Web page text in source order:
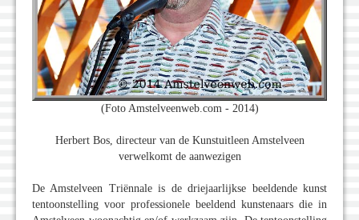
(Foto Amstelveenweb.com - 2014)
Herbert Bos, directeur van de Kunstuitleen Amstelveen
verwelkomt de aanwezigen
De Amstelveen Triënnale is de driejaarlijkse beeldende kunst
tentoonstelling voor professionele beeldend kunstenaars die in